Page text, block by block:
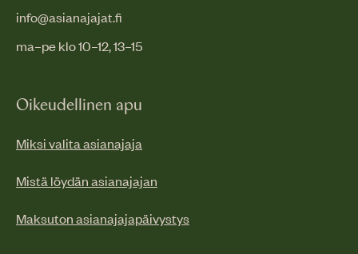
info@asianajajat.fi
ma–pe klo 10–12, 13–15
Oikeudellinen apu
Miksi valita asianajaja
Mistä löydän asianajajan
Maksuton asianajajapäivystys